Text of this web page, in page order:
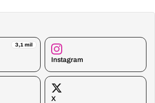
3,1 mil
Instagram
X